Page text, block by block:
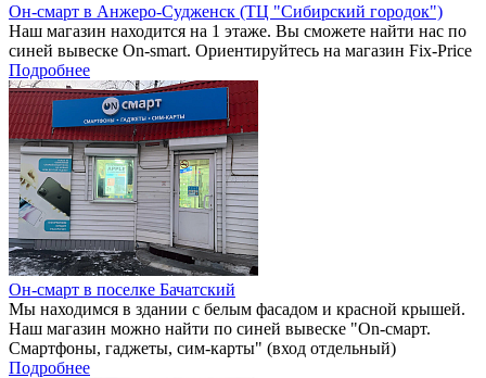
Он-смарт в Анжеро-Судженск (ТЦ "Сибирский городок")
Наш магазин находится на 1 этаже. Вы сможете найти нас по
синей вывеске On-smart. Ориентируйтесь на магазин Fix-Price
Подробнее
Он-смарт в поселке Бачатский
Мы находимся в здании с белым фасадом и красной крышей.
Наш магазин можно найти по синей вывеске "On-смарт.
Смартфоны, гаджеты, сим-карты" (вход отдельный)
Подробнее